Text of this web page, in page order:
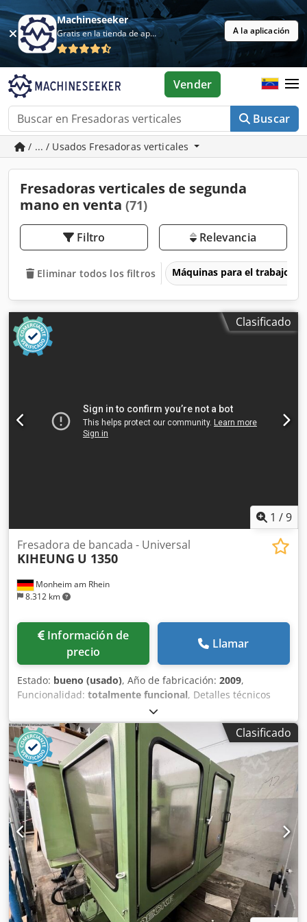
Machineseeker
Gratis en la tienda de aplicaciones A la aplicación
Buscar
Vender
/ ... / Usados Fresadoras verticales
Fresadoras verticales de segunda
mano en venta (71)
Filtro Relevancia
Eliminar todos los filtros Máquinas para el trabajo
Clasificado
1 /9
Monheim am Rhein
8.312 km
Fresadora de bancada - Universal
KIHEUNG U 1350
Información de
precio
Llamar
Estado: bueno (usado), Año de fabricación: 2009,
Funcionalidad: totalmente funcional, Detalles técnicos
Recorrido en X 4000 mm Recorrido en Y 1350 mm
Recorrido en Z (vertical) 1600 mm Control Heidenhain iTNC
530 Superficie de mesa 4200 x 1150 mm Carga máxima de
la mesa 13 t Cono de herramienta ISO 50 Velocidades del
husillo - infinitamente variables 0 - 3000 rpm Niveles de
transmisión 2 Accionamiento del husillo 28/38 kW Rango
de avance 5000 mm/min Avance rápido (X/Y) 12 m/min
Avance rápido (Z) 10 m/min Peso de la máquina aprox. 37 t
Dimensiones aprox. 12,9 x 6,53 x 3,79 m Información
adicional En enero y octubre de 2025 se revisó la cabeza
de fresado por un total de 51.000,- euros (nuevos
engranajes cónicos y rodamientos). Horas de
funcionamiento (31/07/2025): Encendido de la máquina:
38.483 h Ciclo de programa: 12.798 h Tiempo de husillo:
11.645 h Protocolo actual de medición de geometría
Clasificado